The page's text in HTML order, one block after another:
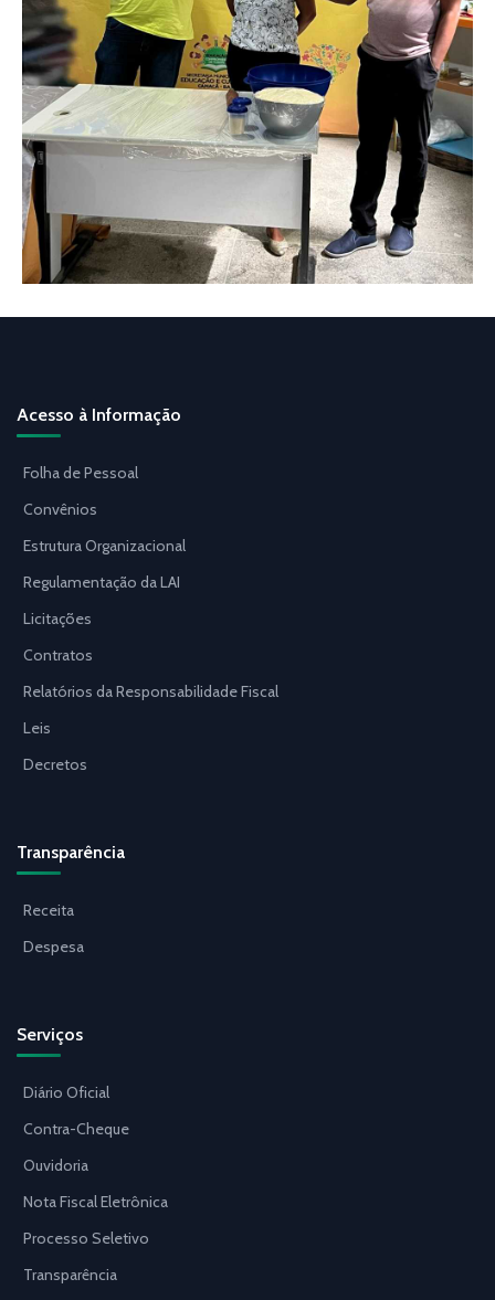
Acesso à Informação
Folha de Pessoal
Convênios
Estrutura Organizacional
Regulamentação da LAI
Licitações
Contratos
Relatórios da Responsabilidade Fiscal
Leis
Decretos
Transparência
Receita
Despesa
Serviços
Diário Oficial
Contra-Cheque
Ouvidoria
Nota Fiscal Eletrônica
Processo Seletivo
Transparência